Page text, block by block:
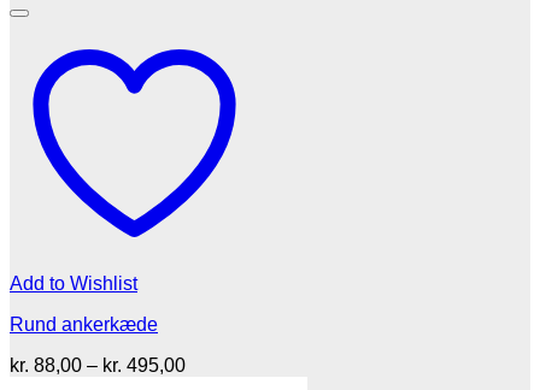
Add to Wishlist
Rund ankerkæde
kr. 88,00 – kr. 495,00Prisinterval: